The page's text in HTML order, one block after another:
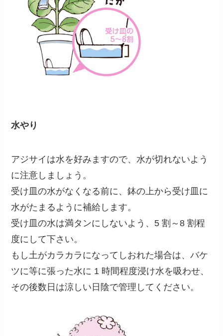
水やり
アジサイは水を好みますので、水が切れないよう
に注意しましょう。
受け皿の水がなくなる前に、鉢の上から受け皿に
水がたまるように補給します。
受け皿の水は満タンにしないよう、5 割～8 割程
度にして下さい。
もし土がカラカラになってしおれた場合は、バケ
ツに等に張った水に 1 時間程度浸け水を吸わせ、
その後数日は涼しい日陰で管理してください。